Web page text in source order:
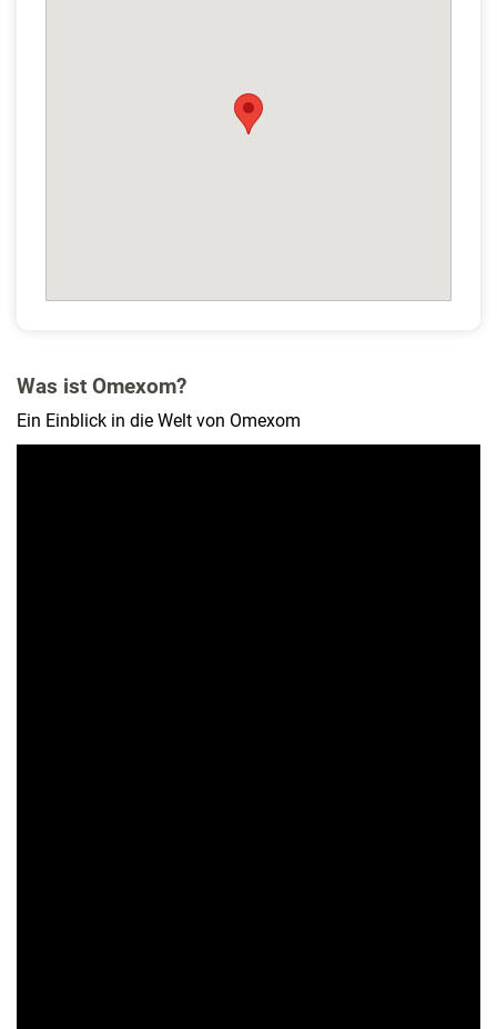
Was ist Omexom?
Ein Einblick in die Welt von Omexom